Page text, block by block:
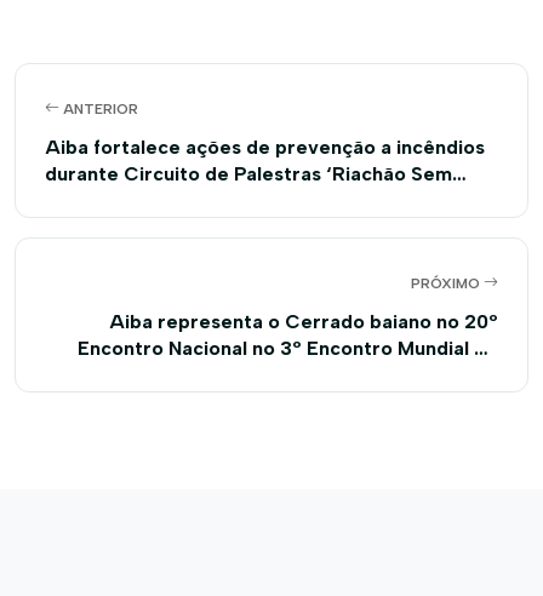
ANTERIOR
Aiba fortalece ações de prevenção a incêndios
durante Circuito de Palestras ‘Riachão Sem
PRÓXIMO
Aiba representa o Cerrado baiano no 20º
Encontro Nacional no 3º Encontro Mundial do